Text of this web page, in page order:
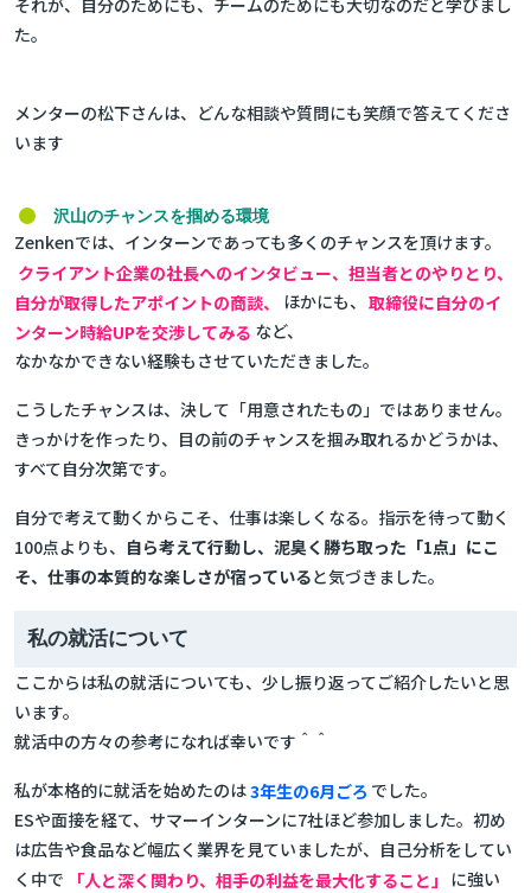
それが、自分のためにも、チームのためにも大切なのだと学びまし
た。
メンターの松下さんは、どんな相談や質問にも笑顔で答えてくださ
います
沢山のチャンスを掴める環境
Zenkenでは、インターンであっても多くのチャンスを頂けます。
クライアント企業の社長へのインタビュー、担当者とのやりとり、
自分が取得したアポイントの商談、
ほかにも、 取締役に自分のイ
ンターン時給UPを交渉してみる など、
なかなかできない経験もさせていただきました。
こうしたチャンスは、決して「用意されたもの」ではありません。
きっかけを作ったり、目の前のチャンスを掴み取れるかどうかは、
すべて自分次第です。
自分で考えて動くからこそ、仕事は楽しくなる。指示を待って動く
100点よりも、 自ら考えて行動し、泥臭く勝ち取った「1点」にこ
そ、仕事の本質的な楽しさが宿っていると気づきました。
私の就活について
ここからは私の就活についても、少し振り返ってご紹介したいと思
います。
就活中の方々の参考になれば幸いです＾＾
私が本格的に就活を始めたのは3年生の6月ごろ でした。
ESや面接を経て、サマーインターンに7社ほど参加しました。初め
は広告や食品など幅広く業界を見ていましたが、自己分析をしてい
く中で
「人と深く関わり、相手の利益を最大化すること」 に強い